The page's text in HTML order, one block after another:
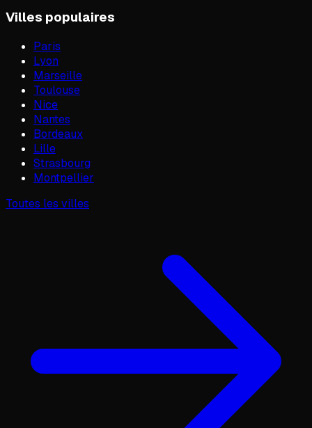
Villes populaires
Paris
Lyon
Marseille
Toulouse
Nice
Nantes
Bordeaux
Lille
Strasbourg
Montpellier
Toutes les villes